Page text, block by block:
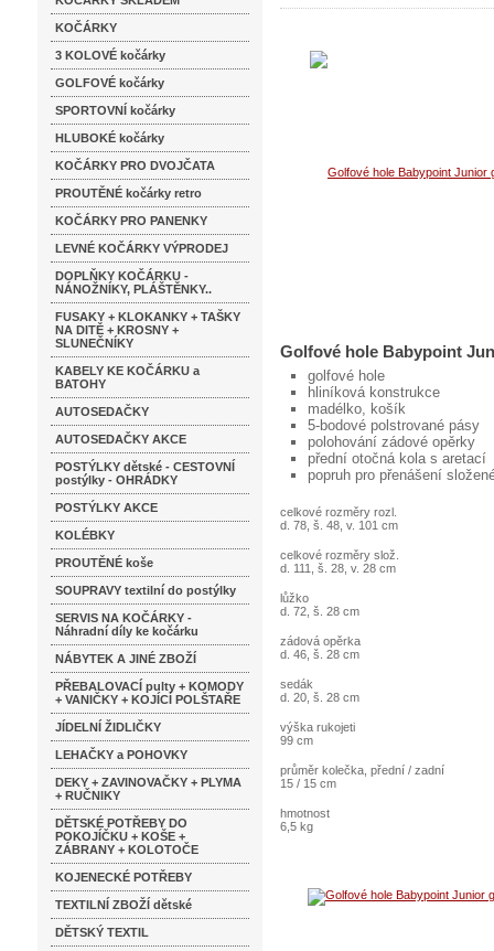
KOČÁRKY
3 KOLOVÉ kočárky
GOLFOVÉ kočárky
SPORTOVNÍ kočárky
HLUBOKÉ kočárky
KOČÁRKY PRO DVOJČATA
PROUTĚNÉ kočárky retro
KOČÁRKY PRO PANENKY
LEVNÉ KOČÁRKY VÝPRODEJ
DOPLŇKY KOČÁRKU -
NÁNOŽNÍKY, PLÁŠTĚNKY..
FUSAKY + KLOKANKY + TAŠKY
NA DITĚ + KROSNY +
SLUNEČNÍKY
KABELY KE KOČÁRKU a
BATOHY
AUTOSEDAČKY
AUTOSEDAČKY AKCE
POSTÝLKY dětské - CESTOVNÍ
postýlky - OHRÁDKY
POSTÝLKY AKCE
KOLÉBKY
PROUTĚNÉ koše
SOUPRAVY textilní do postýlky
SERVIS NA KOČÁRKY -
Náhradní díly ke kočárku
NÁBYTEK A JINÉ ZBOŽÍ
PŘEBALOVACÍ pulty + KOMODY
+ VANIČKY + KOJÍCÍ POLŠTAŘE
JÍDELNÍ ŽIDLIČKY
LEHAČKY a POHOVKY
DEKY + ZAVINOVAČKY + PLYMA
+ RUČNIKY
DĚTSKÉ POTŘEBY DO
POKOJÍČKU + KOŠE +
ZÁBRANY + KOLOTOČE
KOJENECKÉ POTŘEBY
TEXTILNÍ ZBOŽÍ dětské
DĚTSKÝ TEXTIL
Golfové hole Babypoint
golfové hole
hliníková konstrukce
madélko, košík
5-bodové polstrované pásy
polohování zádové opěrky
přední otočná kola s aretací
popruh pro přenášení
celkové rozměry rozl.
d. 78, š. 48, v. 101 cm
celkové rozměry slož.
d. 111, š. 28, v. 28 cm
lůžko
d. 72, š. 28 cm
zádová opěrka
d. 46, š. 28 cm
sedák
d. 20, š. 28 cm
výška rukojeti
99 cm
průměr kolečka, přední / zadní
15 / 15 cm
hmotnost
6,5 kg